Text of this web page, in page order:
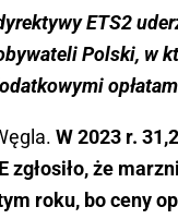
ETS2
Polski, w
W 2023 r.
zgłosiło, że
roku, bo ceny